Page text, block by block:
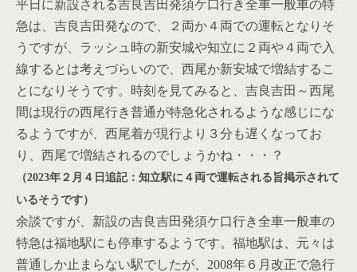
平日に新設される吉良吉田発須ケ口行き全車一般車の特
急は、吉良吉田発なので、２両か４両での運転となりそ
うですが、ラッシュ時の新安城や知立に２両や４両で入
線するとは考えづらいので、西尾か新安城で増結するこ
とになりそうです。時刻を見てみると、吉良吉田～西尾
間は現行の西尾行き普通が特急化されるような感じにな
るようですが、西尾着が現行より３分も遅くなってお
り、西尾で増結されるのでしょうかね・・・？
（2023年２月４日追記：知立駅に４両で運転される旨掲示されて
いるそうです）
余談ですが、新設の吉良吉田発須ケ口行き全車一般車の
特急は福地駅にも停車するようです。福地駅は、元々は
普通しか止まらない駅でしたが、2008年６月改正で急行